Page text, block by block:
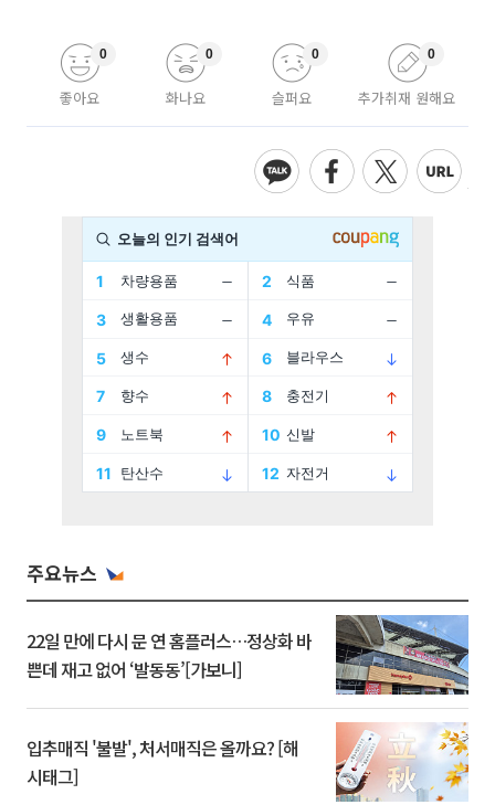
좋아요
0
화나요
0
슬퍼요
0
추가취재 원해요
0
주요뉴스
22일 만에 다시 문 연 홈플러스…정상화 바
쁜데 재고 없어 ‘발동동’[가보니]
입추매직 '불발', 처서매직은 올까요? [해
시태그]